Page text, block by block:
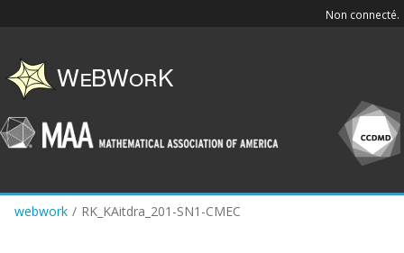
content
Non connecté.
webwork / RK_KAitdra_201-SN1-CMEC